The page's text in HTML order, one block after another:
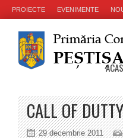
PROIECTE EVENIMENTE
CALL OF
29 decembrie 2011